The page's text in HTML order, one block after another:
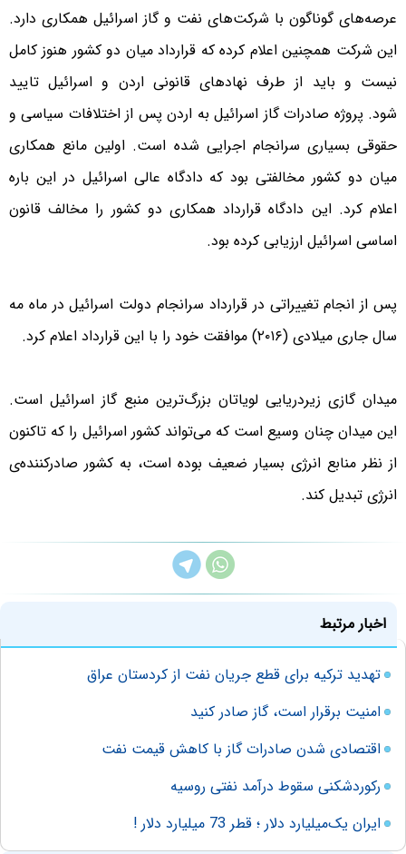
عرصه‌های گوناگون با شرکت‌های نفت و گاز اسرائیل همکاری دارد.
این شرکت همچنین اعلام کرده که قرارداد میان دو کشور هنوز کامل
نیست و باید از طرف نهادهای قانونی اردن و اسرائیل تایید
شود. پروژه صادرات گاز اسرائیل به اردن پس از اختلافات سیاسی و
حقوقی بسیاری سرانجام اجرایی شده است. اولین مانع همکاری
میان دو کشور مخالفتی بود که دادگاه عالی اسرائیل در این باره
اعلام کرد. این دادگاه قرارداد همکاری دو کشور را مخالف قانون
اساسی اسرائیل ارزیابی کرده بود.
پس از انجام تغییراتی در قرارداد سرانجام دولت اسرائیل در ماه مه
سال جاری میلادی (۲۰۱۶) موافقت خود را با این قرارداد اعلام کرد.
میدان گازی زیردریایی لویاتان بزرگ‌ترین منبع گاز اسرائیل است.
این میدان چنان وسیع است که می‌تواند کشور اسرائیل را که تاکنون
از نظر منابع انرژی بسیار ضعیف بوده است، به کشور صادرکننده‌ی
انرژی تبدیل کند.
اخبار مرتبط
تهدید ترکیه برای قطع جریان نفت از کردستان عراق
امنیت برقرار است، گاز صادر کنید
اقتصادی شدن صادرات گاز با کاهش قیمت نفت
رکوردشکنی سقوط درآمد نفتی روسیه
ایران یک‌میلیارد دلار ؛ قطر 73 میلیارد دلار !